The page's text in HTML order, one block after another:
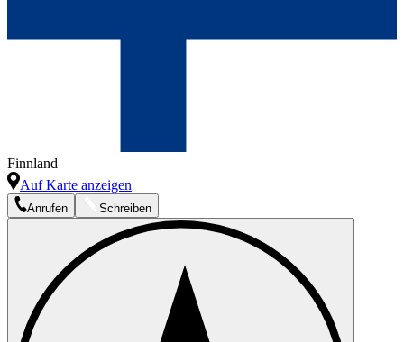
Finnland
Auf Karte anzeigen
Anrufen Schreiben